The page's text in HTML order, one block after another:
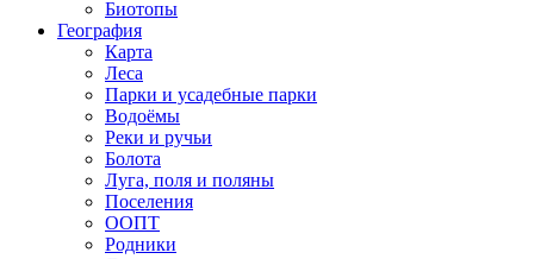
Биотопы
География
Карта
Леса
Парки и усадебные парки
Водоёмы
Реки и ручьи
Болота
Луга, поля и поляны
Поселения
ООПТ
Родники